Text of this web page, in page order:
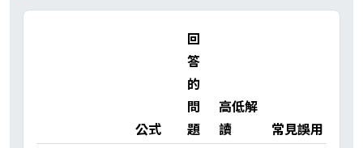
公式
回
答
的
問
題
高低解
讀
常見誤用